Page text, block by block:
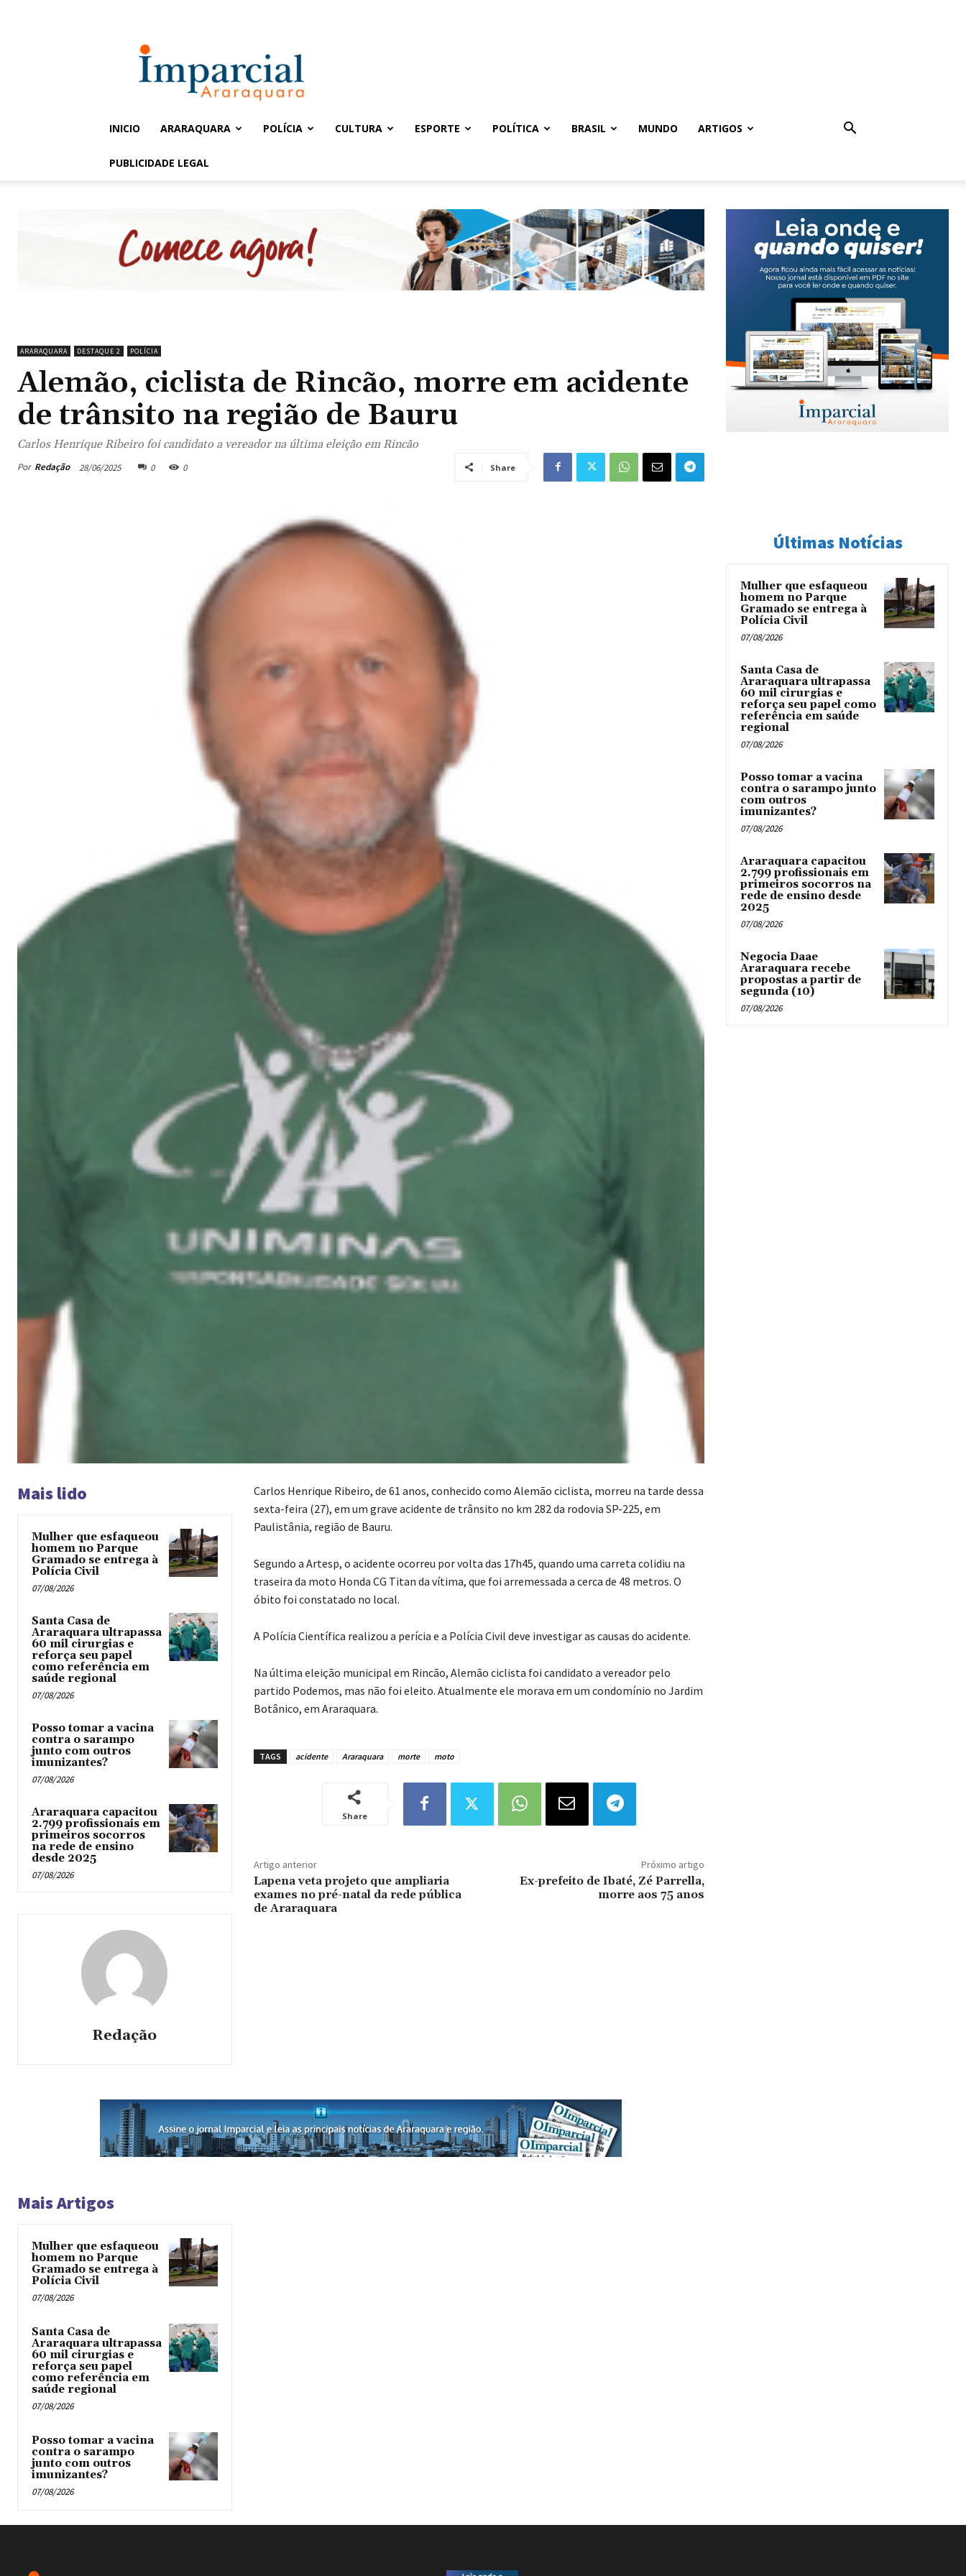
Imparcial
INICIO ARARAQUARA POLÍCIA CULTURA ESPORTE POLÍTICA BRASIL MUNDO ARTIGOS
PUBLICIDADE LEGAL
ARARAQUARA DESTAQUE 2 POLÍCIA
Alemão, ciclista de Rincão, morre em acidente
de trânsito na região de Bauru
Carlos Henrique Ribeiro foi candidato a vereador na última eleição em Rincão
Por Redação 28/06/2025 0 0 Share
Mais lido
Mulher que esfaqueou
homem no Parque
Gramado se entrega à
Polícia Civil
07/08/2026
Santa Casa de
Araraquara ultrapassa
60 mil cirurgias e
reforça seu papel
como referência em
saúde regional
07/08/2026
Posso tomar a vacina
contra o sarampo
junto com outros
imunizantes?
07/08/2026
Araraquara capacitou
2.799 profissionais em
primeiros socorros
na rede de ensino
desde 2025
07/08/2026
Redação
Carlos Henrique Ribeiro, de 61 anos, conhecido como Alemão ciclista, morreu na tarde dessa
sexta-feira (27), em um grave acidente de trânsito no km 282 da rodovia SP-225, em
Paulistânia, região de Bauru.
Segundo a Artesp, o acidente ocorreu por volta das 17h45, quando uma carreta colidiu na
traseira da moto Honda CG Titan da vítima, que foi arremessada a cerca de 48 metros. O
óbito foi constatado no local.
A Polícia Científica realizou a perícia e a Polícia Civil deve investigar as causas do acidente.
Na última eleição municipal em Rincão, Alemão ciclista foi candidato a vereador pelo
partido Podemos, mas não foi eleito. Atualmente ele morava em um condomínio no Jardim
Botânico, em Araraquara.
TAGS acidente Araraquara morte moto
Share
Artigo anterior
Lapena veta projeto que ampliaria
exames no pré-natal da rede pública
de Araraquara
Próximo artigo
Ex-prefeito de Ibaté, Zé Parrella,
morre aos 75 anos
Mais Artigos
Mulher que esfaqueou
homem no Parque
Gramado se entrega à
Polícia Civil
07/08/2026
Santa Casa de
Araraquara ultrapassa
60 mil cirurgias e
reforça seu papel
como referência em
saúde regional
07/08/2026
Posso tomar a vacina
contra o sarampo
junto com outros
imunizantes?
07/08/2026
Últimas Notícias
Mulher que esfaqueou
homem no Parque
Gramado se entrega à
Polícia Civil
07/08/2026
Santa Casa de
Araraquara ultrapassa
60 mil cirurgias e
reforça seu papel como
referência em saúde
regional
07/08/2026
Posso tomar a vacina
contra o sarampo junto
com outros
imunizantes?
07/08/2026
Araraquara capacitou
2.799 profissionais em
primeiros socorros na
rede de ensino desde
2025
07/08/2026
Negocia Daae
Araraquara recebe
propostas a partir de
segunda (10)
07/08/2026